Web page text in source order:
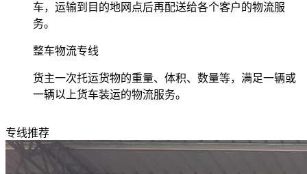
车，运输到目的地网点后再配送给各个客户的物流服
务。
整车物流专线
货主一次托运货物的重量、体积、数量等，满足一辆或
一辆以上货车装运的物流服务。
专线推荐